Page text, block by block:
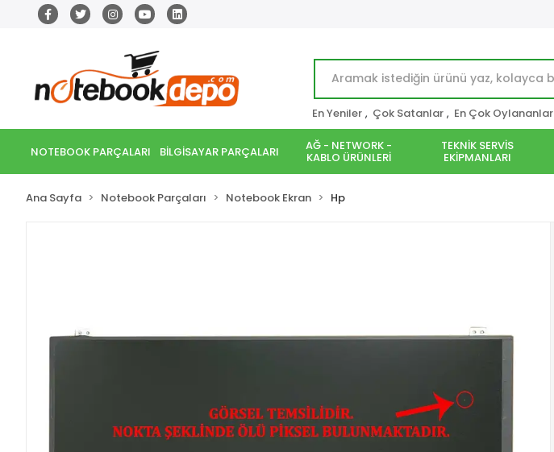
En Yeniler , Çok Satanlar , En Çok Oylananlar
NOTEBOOK PARÇALARI BİLGİSAYAR PARÇALARI AĞ - NETWORK -
KABLO ÜRÜNLERİ
TEKNİK SERVİS
EKİPMANLARI
Ana Sayfa Notebook Parçaları Notebook Ekran Hp